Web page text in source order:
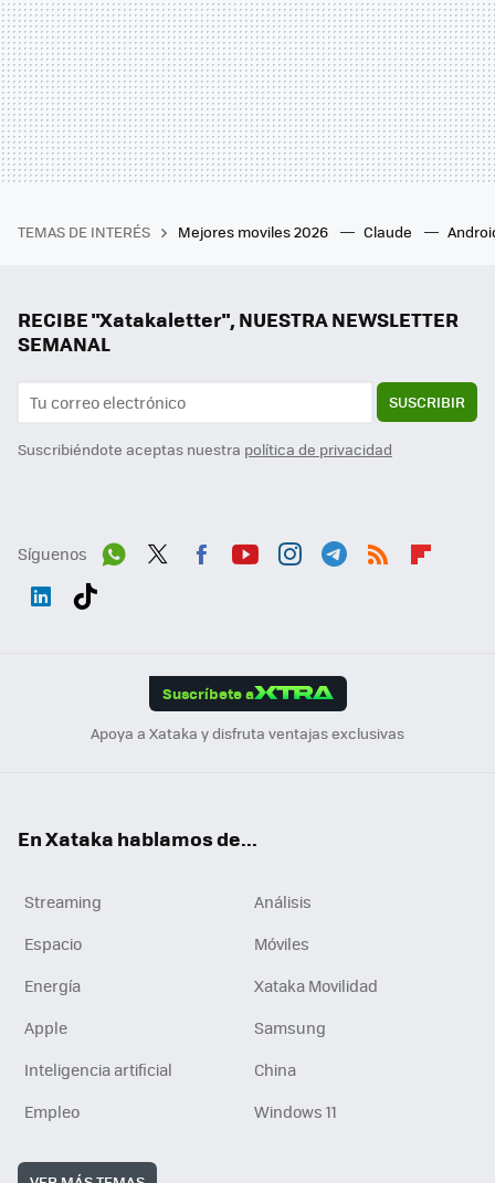
TEMAS DE INTERÉS Mejores moviles 2026 Claude
RECIBE "Xatakaletter", NUESTRA NEWSLETTER
SEMANAL
SUSCRIBIR
Suscribiéndote aceptas nuestra política de privacidad
Síguenos
Suscríbete a
Apoya a Xataka y disfruta ventajas exclusivas
En Xataka hablamos de...
Streaming
Análisis
Espacio
Móviles
Energía
Xataka Movilidad
Apple
Samsung
Inteligencia artificial
China
Empleo
Windows 11